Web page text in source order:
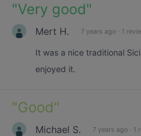
"Very good"
Mert H. 7 years ago · 1
It was a nice traditional
enjoyed it.
"Good"
Michael S. 7 years ago · 1